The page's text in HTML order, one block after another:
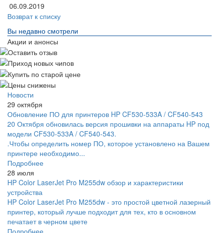
06.09.2019
Возврат к списку
Вы недавно смотрели
Акции и анонсы
Новости
29 октября
Обновление ПО для принтеров HP CF530-533A / CF540-543
20 Октября обновилась версия прошивки на аппараты HP под
модели CF530-533A / CF540-543.
.Чтобы определить номер ПО, которое установлено на Вашем
принтере необходимо...
Подробнее
28 июля
HP Color LaserJet Pro M255dw обзор и характеристики
устройства
HP Color LaserJet Pro M255dw - это простой цветной лазерный
принтер, который лучше подходит для тех, кто в основном
печатает в черном цвете